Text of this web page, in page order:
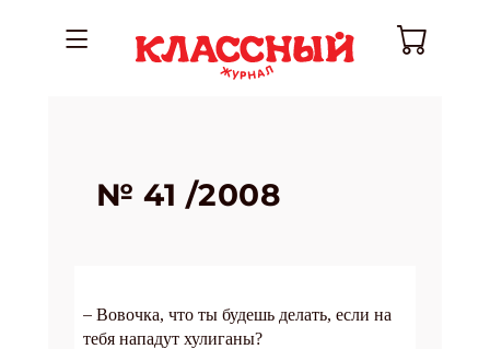
№ 41 /2008
– Вовочка, что ты будешь делать, если на
тебя нападут хулиганы?